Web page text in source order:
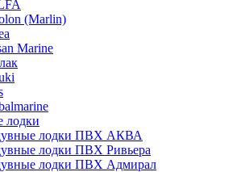
(Marlin)
Marine
лодки
лодки ПВХ АКВА
лодки ПВХ Ривьера
лодки ПВХ Адмирал